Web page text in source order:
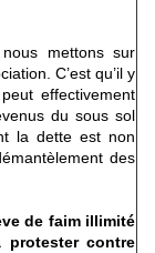
mettons sur
C’est qu’il y
effectivement
du sous sol
la dette est non
des
de faim illimité
protester contre